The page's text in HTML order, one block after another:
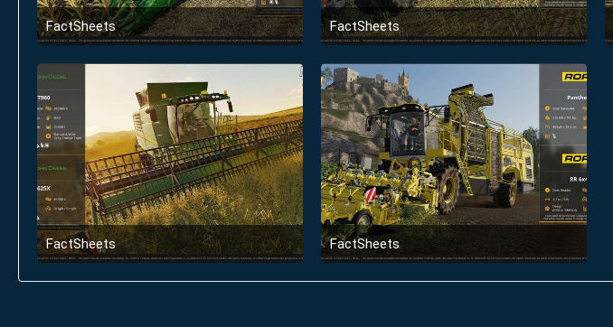
FactSheets
9. November 2018 um 20:00
FactSheets
9. November 2018 um 20:00
FactSheets
9. November 2018 um 20:00
FactSheets
9. November 2018 um 20:00